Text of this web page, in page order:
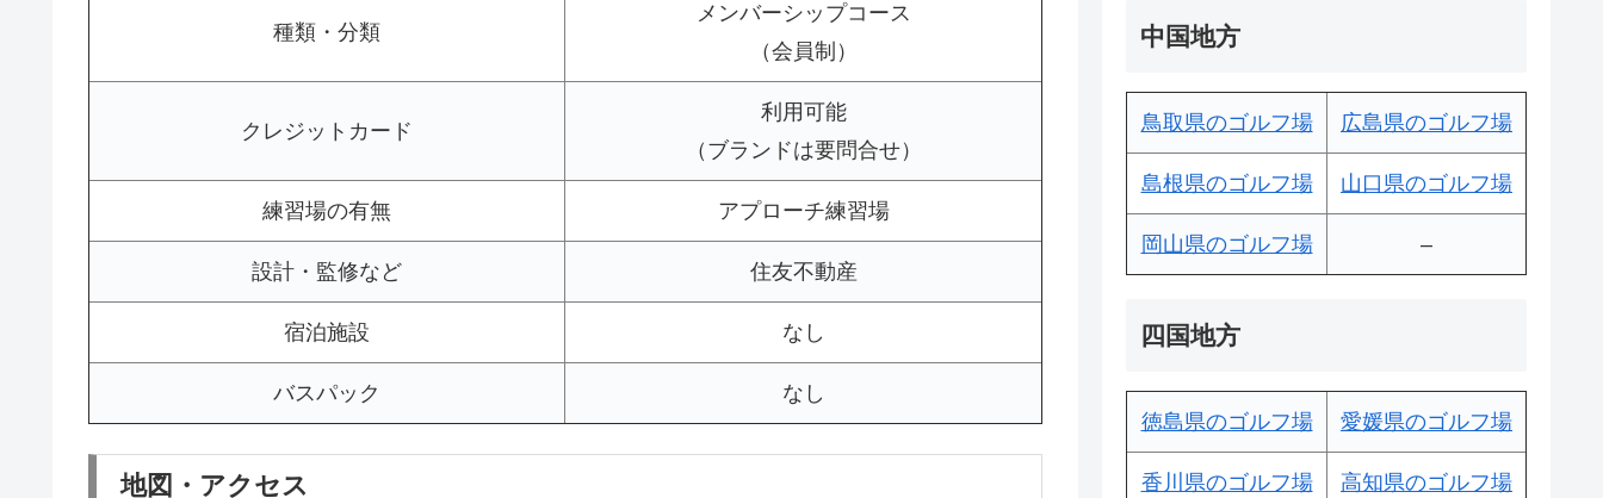
種類・分類
メンバーシップコース
（会員制）
クレジットカード
利用可能
（ブランドは要問合せ）
練習場の有無 アプローチ練習場
設計・監修など 住友不動産
宿泊施設 なし
バスパック なし
地図・アクセス
中国地方
鳥取県のゴルフ場 広島県のゴルフ場
島根県のゴルフ場 山口県のゴルフ場
岡山県のゴルフ場 –
四国地方
徳島県のゴルフ場 愛媛県のゴルフ場
香川県のゴルフ場 高知県のゴルフ場